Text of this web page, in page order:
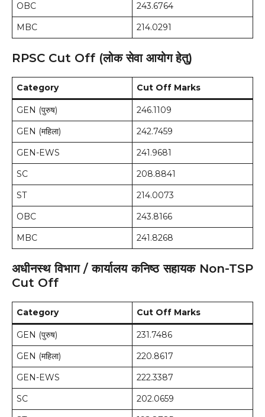
OBC
243.6764
MBC
214.0291
RPSC Cut Off (लोक सेवा आयोग हेतु)
Category Cut Off Marks
GEN (पुरुष)
246.1109
GEN (महिला)
242.7459
GEN-EWS
241.9681
SC
208.8841
ST
214.0073
OBC
243.8166
MBC
241.8268
अधीनस्थ विभाग / कार्यालय कनिष्ठ सहायक Non-TSP
Cut Off
Category Cut Off Marks
GEN (पुरुष)
231.7486
GEN (महिला)
220.8617
GEN-EWS
222.3387
SC
202.0659